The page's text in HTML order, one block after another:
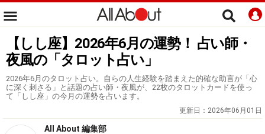
【しし座】2026年6月の運勢！ 占い師・
夜風の「タロット占い」
2026年6月のタロット占い。自らの人生経験を踏まえた的確な助言が「心
に深く刺さる」と話題の占い師・夜風が、22枚のタロットカードを使っ
て「しし座」の今月の運勢を占います。
更新日： 2026年06月01日
All About 編集部